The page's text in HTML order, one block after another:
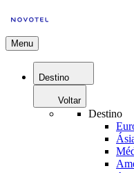
Menu
Destino
Voltar
Destino